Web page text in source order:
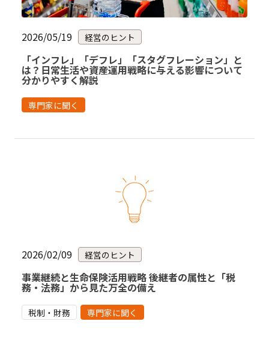
2026/05/19 経営のヒント
「インフレ」「デフレ」「スタグフレーション」と
は？日常生活や資産運用戦略に与える影響について
分かりやすく解説
専門家に聞く
2026/02/09 経営のヒント
事業継続と生命保険活用戦略 後継者の属性と「税
務・法務」から見た万全の備え
税制・財務 専門家に聞く